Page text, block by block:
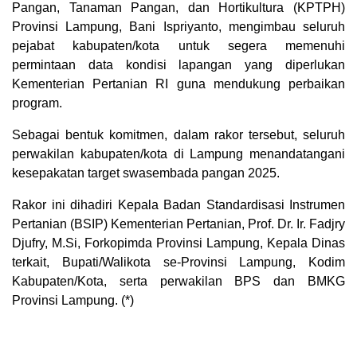
Pangan, Tanaman Pangan, dan Hortikultura (KPTPH)
Provinsi Lampung, Bani Ispriyanto, mengimbau seluruh
pejabat kabupaten/kota untuk segera memenuhi
permintaan data kondisi lapangan yang diperlukan
Kementerian Pertanian RI guna mendukung perbaikan
program.
Sebagai bentuk komitmen, dalam rakor tersebut, seluruh
perwakilan kabupaten/kota di Lampung menandatangani
kesepakatan target swasembada pangan 2025.
Rakor ini dihadiri Kepala Badan Standardisasi Instrumen
Pertanian (BSIP) Kementerian Pertanian, Prof. Dr. Ir. Fadjry
Djufry, M.Si, Forkopimda Provinsi Lampung, Kepala Dinas
terkait, Bupati/Walikota se-Provinsi Lampung, Kodim
Kabupaten/Kota, serta perwakilan BPS dan BMKG
Provinsi Lampung. (*)